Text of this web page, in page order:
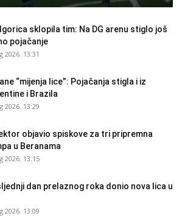
sklopila tim: Na DG arenu stiglo još
pojačanje
2026. 13:31
“mijenja lice”: Pojačanja stigla i iz
i Brazila
2026. 13:29
objavio spiskove za tri pripremna
u Beranama
2026. 13:15
dan prelaznog roka donio nova lica u
2026. 13:09